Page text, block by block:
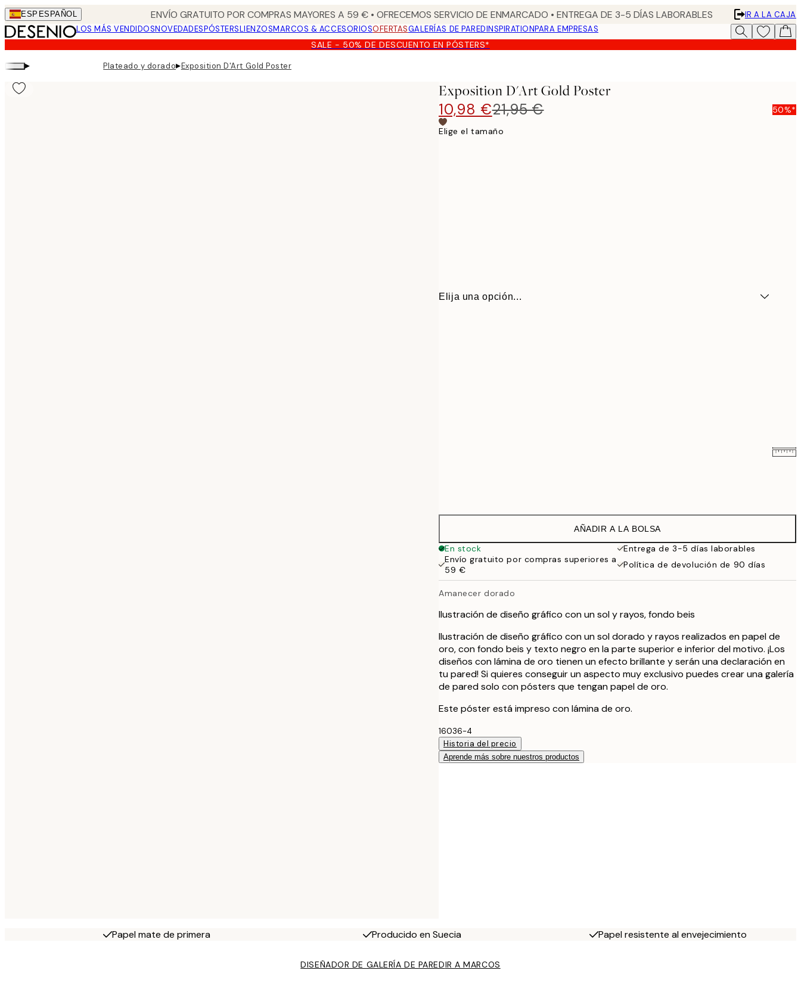
Skip
to
main
content.
ESP ESPAÑOL ENVÍO GRATUITO POR COMPRAS MAYORES A 59 € • OFRECEMOS SERVICIO DE ENMARCADO • ENTREGA DE 3-5 DÍAS LABORABLES
IR A LA CAJA
LOS MÁS VENDIDOSNOVEDADESPÓSTERSLIENZOSMARCOS & ACCESORIOSOFERTASGALERÍAS DE PAREDINSPIRATIONPARA EMPRESAS
SALE - 50% DE DESCUENTO EN PÓSTERS*
▸ Plateado y dorado▸Exposition D'Art Gold Poster
Exposition D'Art Gold Poster
10,98 €21,95 € 50%*
Elige el tamaño
Elija una opción...
43,45 €
59,95 €
AÑADIR A LA BOLSA
En stock
Entrega de 3-5 días laborables
Envío gratuito por compras superiores a
59 €
Política de devolución de 90 días
Amanecer dorado
Ilustración de diseño gráfico con un sol y rayos, fondo beis
Ilustración de diseño gráfico con un sol dorado y rayos realizados en papel de
oro, con fondo beis y texto negro en la parte superior e inferior del motivo. ¡Los
diseños con lámina de oro tienen un efecto brillante y serán una declaración en
tu pared! Si quieres conseguir un aspecto muy exclusivo puedes crear una galería
de pared solo con pósters que tengan papel de oro.
Este póster está impreso con lámina de oro.
16036-4
Historia del precio
Aprende más sobre nuestros productos
Papel mate de primera Producido en Suecia Papel resistente al envejecimiento
DISEÑADOR DE GALERÍA DE PAREDIR A MARCOS